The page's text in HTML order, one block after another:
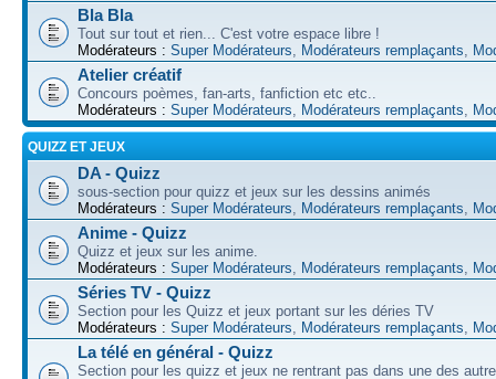
Bla Bla
Tout sur tout et rien... C'est votre espace libre !
Modérateurs : Super Modérateurs Modérateurs remplaçants
Atelier créatif
Concours poèmes, fan-arts, fanfiction etc etc..
Modérateurs : Super Modérateurs Modérateurs remplaçants
QUIZZ ET JEUX
DA - Quizz
sous-section pour quizz et jeux sur les dessins animés
Modérateurs : Super Modérateurs Modérateurs remplaçants
Anime - Quizz
Quizz et jeux sur les anime.
Modérateurs : Super Modérateurs Modérateurs remplaçants
Séries TV - Quizz
Section pour les Quizz et jeux portant sur les déries TV
Modérateurs : Super Modérateurs Modérateurs remplaçants
La télé en général - Quizz
Section pour les quizz et jeux ne rentrant pas dans une des